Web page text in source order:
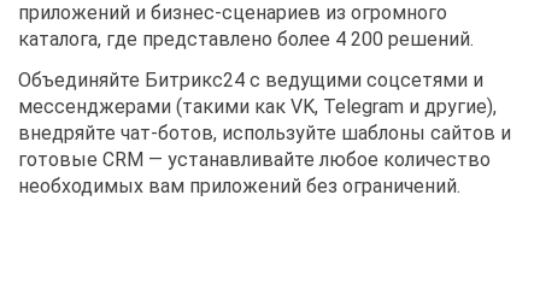
приложений и бизнес-сценариев из огромного
каталога, где представлено более 4 200 решений.
Объединяйте Битрикс24 с ведущими соцсетями и
мессенджерами (такими как VK, Telegram и другие),
внедряйте чат-ботов, используйте шаблоны сайтов и
готовые CRM — устанавливайте любое количество
необходимых вам приложений без ограничений.